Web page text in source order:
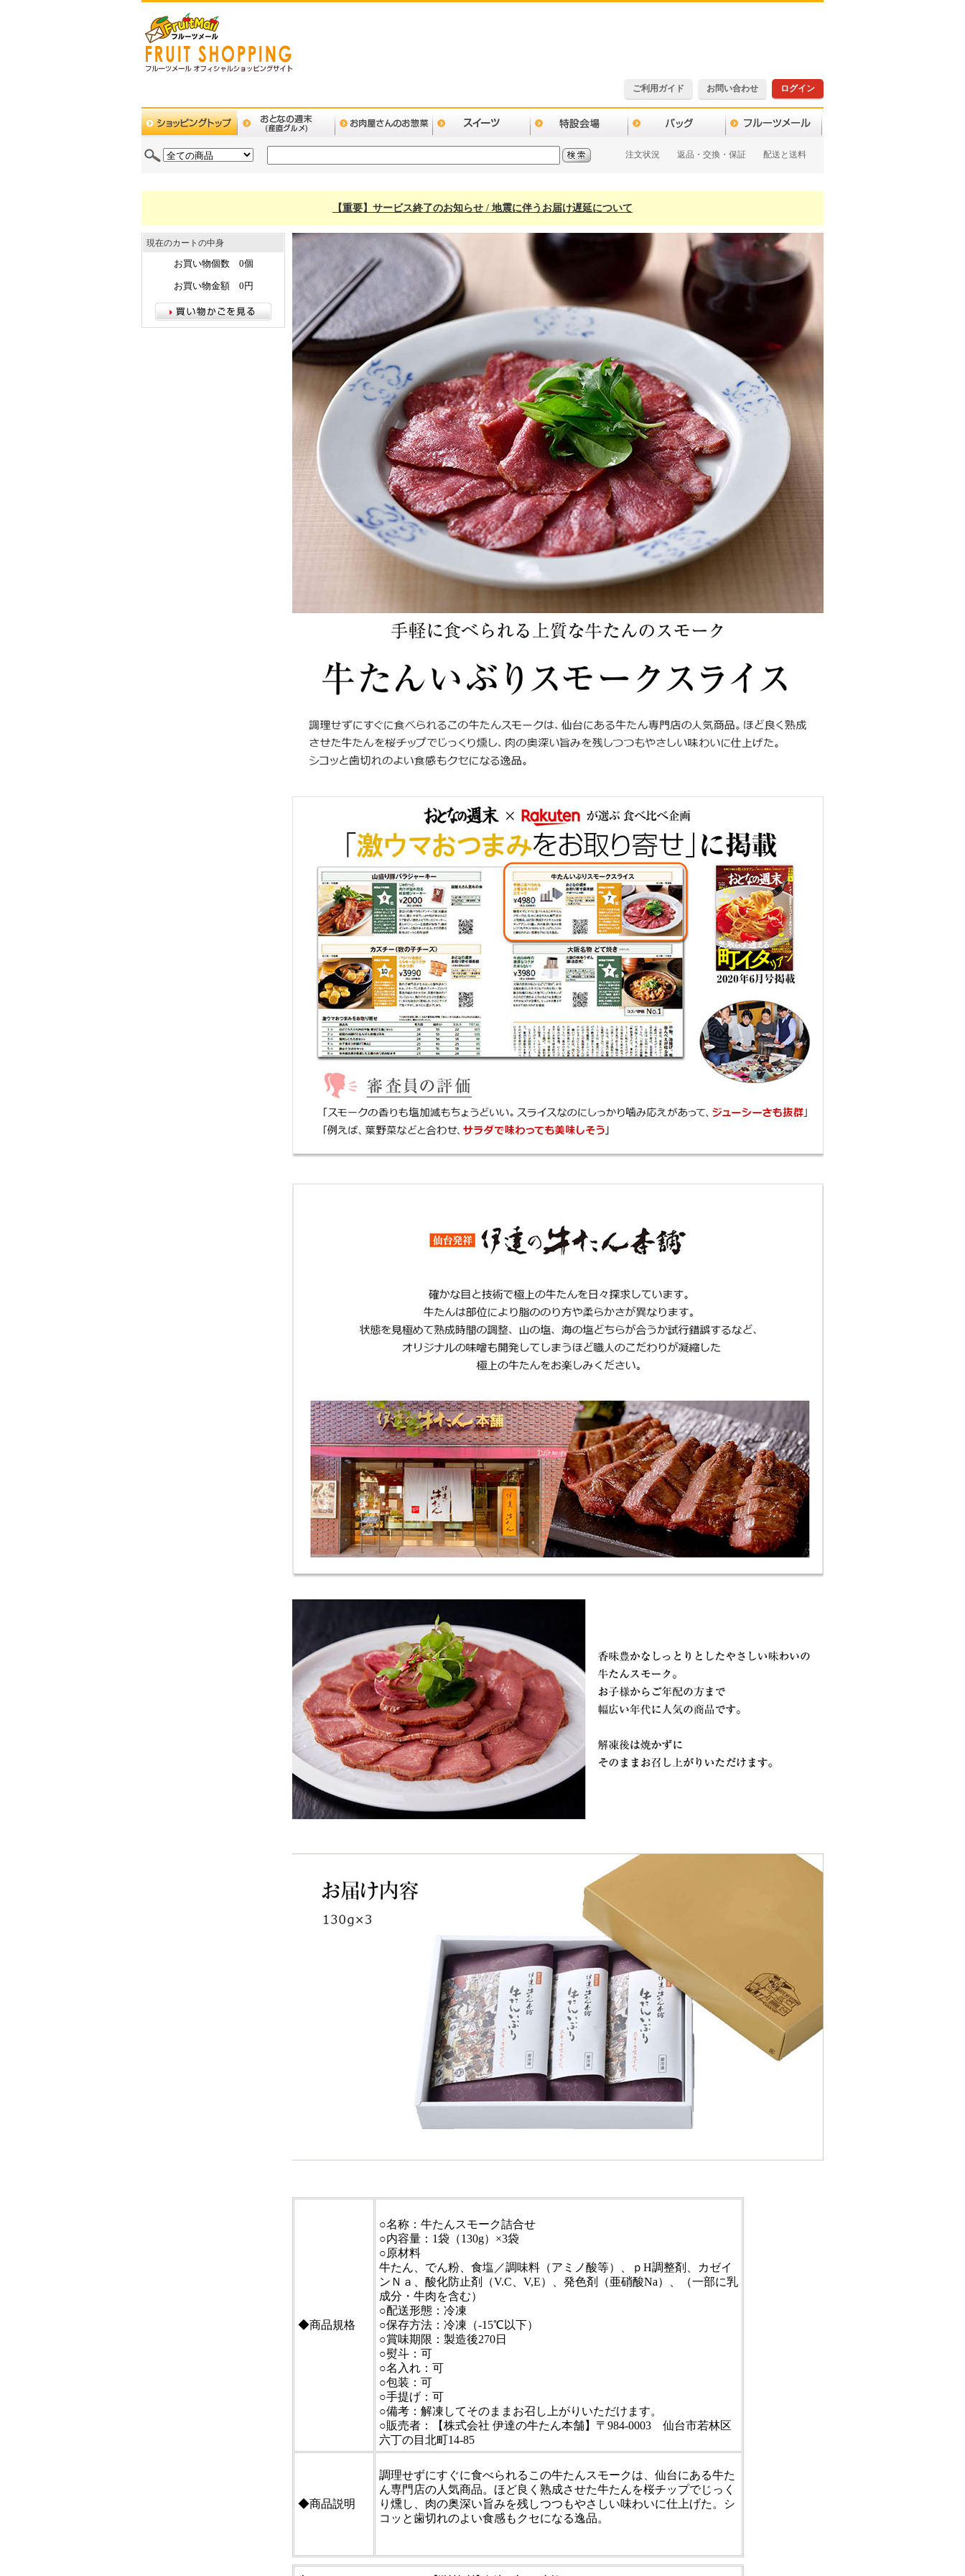
ご利用ガイド お問い合わせ ログイン
注文状況 返品・交換・保証 配送と送料
【重要】サービス終了のお知らせ / 地震に伴うお届け遅延について
現在のカートの中身
お買い物個数 0個
お買い物金額 0円
◆商品規格
○名称：牛たんスモーク詰合せ
○内容量：1袋（130g）×3袋
○原材料
牛たん、でん粉、食塩／調味料（アミノ酸等）、ｐH調整剤、カゼイ
ンＮａ、酸化防止剤（V.C、V,E）、発色剤（亜硝酸Na）、（一部に乳
成分・牛肉を含む）
○配送形態：冷凍
○保存方法：冷凍（-15℃以下）
○賞味期限：製造後270日
○熨斗：可
○名入れ：可
○包装：可
○手提げ：可
○備考：解凍してそのままお召し上がりいただけます。
○販売者：【株式会社 伊達の牛たん本舗】〒984-0003 仙台市若林区
六丁の目北町14-85
◆商品説明
調理せずにすぐに食べられるこの牛たんスモークは、仙台にある牛た
ん専門店の人気商品。ほど良く熟成させた牛たんを桜チップでじっく
り燻し、肉の奥深い旨みを残しつつもやさしい味わいに仕上げた。シ
コッと歯切れのよい食感もクセになる逸品。